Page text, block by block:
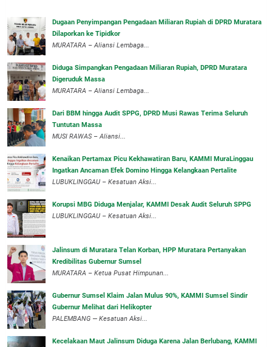
‎Dugaan Penyimpangan Pengadaan Miliaran Rupiah di DPRD Muratara
Dilaporkan ke Tipidkor
‎MURATARA – Aliansi Lembaga...
Diduga Simpangkan Pengadaan Miliaran Rupiah, DPRD Muratara
Digeruduk Massa
‎MURATARA – Aliansi Lembaga...
Dari BBM hingga Audit SPPG, DPRD Musi Rawas Terima Seluruh
Tuntutan Massa
MUSI RAWAS – Aliansi...
‎Kenaikan Pertamax Picu Kekhawatiran Baru, KAMMI MuraLinggau
Ingatkan Ancaman Efek Domino Hingga Kelangkaan Pertalite
‎LUBUKLINGGAU – Kesatuan Aksi...
Korupsi MBG Diduga Menjalar, KAMMI Desak Audit Seluruh SPPG
‎LUBUKLINGGAU – Kesatuan Aksi...
‎Jalinsum di Muratara Telan Korban, HPP Muratara Pertanyakan
Kredibilitas Gubernur Sumsel
MURATARA – Ketua Pusat Himpunan...
‎Gubernur Sumsel Klaim Jalan Mulus 90%, KAMMI Sumsel Sindir
Gubernur Melihat dari Helikopter
‎PALEMBANG — Kesatuan Aksi...
‎Kecelakaan Maut Jalinsum Diduga Karena Jalan Berlubang, KAMMI